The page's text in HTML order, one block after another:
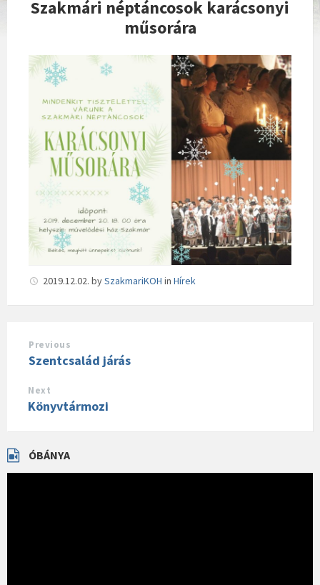
Szakmári néptáncosok karácsonyi
műsorára
2019.12.02. bySzakmariKOH in Hírek
Previous
Szentcsalád járás
Next
Könyvtármozi
ÓBÁNYA